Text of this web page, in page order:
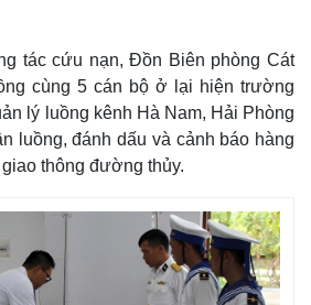
Video
E-Magazine
Infographic
tác cứu nạn, Đồn Biên phòng Cát
cùng 5 cán bộ ở lại hiện trường
lý luồng kênh Hà Nam, Hải Phòng
luồng, đánh dấu và cảnh báo hàng
thông đường thủy.